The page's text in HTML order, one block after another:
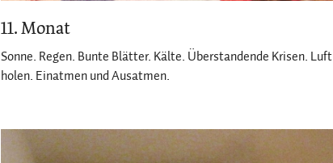
11. Monat
Sonne. Regen. Bunte Blätter. Kälte. Überstandende Krisen. Luft
holen. Einatmen und Ausatmen.